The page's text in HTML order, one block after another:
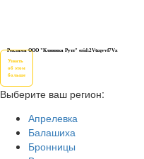
Реклама ООО "Клиника Рутт" erid:2Vtzqvvf7Vx
Узнать
об этом
больше
Выберите ваш регион:
Апрелевка
Балашиха
Бронницы